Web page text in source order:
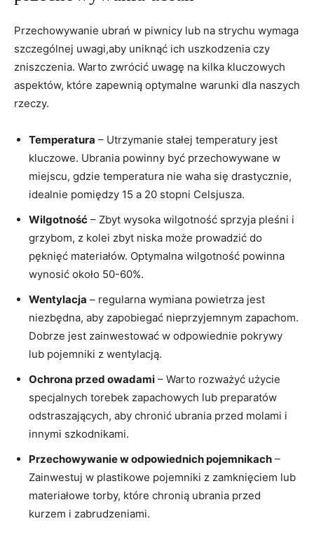
Przechowywanie ubrań w piwnicy lub na strychu wymaga
szczególnej uwagi,aby uniknąć ich uszkodzenia czy
zniszczenia. Warto zwrócić uwagę na kilka kluczowych
aspektów, które zapewnią optymalne warunki dla naszych
rzeczy.
Temperatura – Utrzymanie stałej temperatury jest
kluczowe. Ubrania powinny być przechowywane w
miejscu, gdzie temperatura nie waha się drastycznie,
idealnie pomiędzy 15 a 20 stopni Celsjusza.
Wilgotność – Zbyt wysoka wilgotność sprzyja pleśni i
grzybom, z kolei zbyt niska może prowadzić do
pęknięć materiałów. Optymalna wilgotność powinna
wynosić około 50-60%.
Wentylacja – regularna wymiana powietrza jest
niezbędna, aby zapobiegać nieprzyjemnym zapachom.
Dobrze jest zainwestować w odpowiednie pokrywy
lub pojemniki z wentylacją.
Ochrona przed owadami – Warto rozważyć użycie
specjalnych torebek zapachowych lub preparatów
odstraszających, aby chronić ubrania przed molami i
innymi szkodnikami.
Przechowywanie w odpowiednich pojemnikach –
Zainwestuj w plastikowe pojemniki z zamknięciem lub
materiałowe torby, które chronią ubrania przed
kurzem i zabrudzeniami.